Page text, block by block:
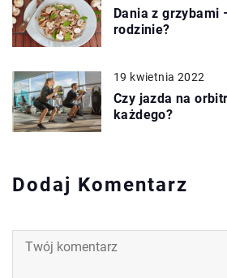
Dania z grzybami
rodzinie?
19 kwietnia 2022
Czy jazda na
każdego?
Dodaj Komentarz